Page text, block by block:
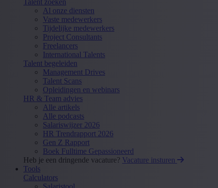
Al onze diensten
Vaste medewerkers
Tijdelijke medewerkers
Project Consultants
Freelancers
International Talents
Talent begeleiden
Management Drives
Talent Scans
Opleidingen en webinars
HR & Team advies
Alle artikels
Alle podcasts
Salariswijzer 2026
HR Trendrapport 2026
Gen Z Rapport
Boek Fulltime Gepassioneerd
Heb je een dringende vacature? Vacature insturen
Tools
Calculators
Salaristool